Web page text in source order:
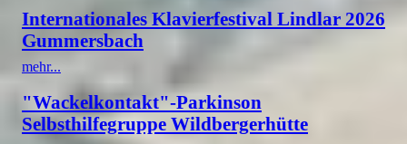
Internationales Klavierfestival Lindlar 2026
Gummersbach
mehr...
"Wackelkontakt"-Parkinson
Selbsthilfegruppe Wildbergerhütte